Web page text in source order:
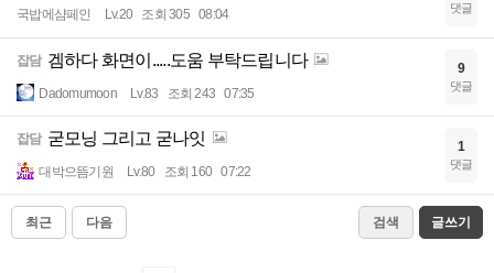
국밥에샴페인 Lv.20 조회 305 08:04 댓글
잡담 겜하다 화면이.....도움 부탁드립니다
Dadomumoon Lv.83 조회 243 07:35
9
댓글
잡담 굳모닝 그리고 굳나잇
대박으뜸기원 Lv.80 조회 160 07:22
1
댓글
최근 다음 검색 글쓰기